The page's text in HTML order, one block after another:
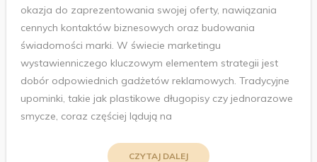
okazja do zaprezentowania swojej oferty, nawiązania
cennych kontaktów biznesowych oraz budowania
świadomości marki. W świecie marketingu
wystawienniczego kluczowym elementem strategii jest
dobór odpowiednich gadżetów reklamowych. Tradycyjne
upominki, takie jak plastikowe długopisy czy jednorazowe
smycze, coraz częściej lądują na
CZYTAJ DALEJ